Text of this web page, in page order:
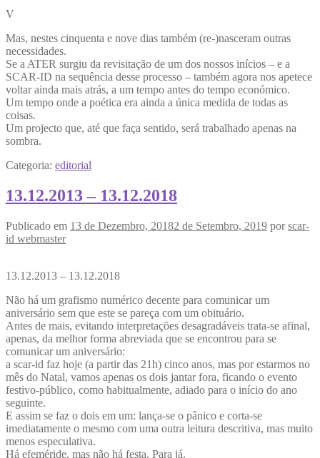
V
Mas, nestes cinquenta e nove dias também (re-)nasceram outras
necessidades.
Se a ATER surgiu da revisitação de um dos nossos inícios – e a
SCAR-ID na sequência desse processo – também agora nos apetece
voltar ainda mais atrás, a um tempo antes do tempo económico.
Um tempo onde a poética era ainda a única medida de todas as
coisas.
Um projecto que, até que faça sentido, será trabalhado apenas na
sombra.
Categoria: editorial
13.12.2013 – 13.12.2018
Publicado em 13 de Dezembro, 20182 de Setembro, 2019 porscar-
id webmaster
13.12.2013 – 13.12.2018
Não há um grafismo numérico decente para comunicar um
aniversário sem que este se pareça com um obituário.
Antes de mais, evitando interpretações desagradáveis trata-se afinal,
apenas, da melhor forma abreviada que se encontrou para se
comunicar um aniversário:
a scar-id faz hoje (a partir das 21h) cinco anos, mas por estarmos no
mês do Natal, vamos apenas os dois jantar fora, ficando o evento
festivo-público, como habitualmente, adiado para o início do ano
seguinte.
E assim se faz o dois em um: lança-se o pânico e corta-se
imediatamente o mesmo com uma outra leitura descritiva, mas muito
menos especulativa.
Há efeméride, mas não há festa. Para já.